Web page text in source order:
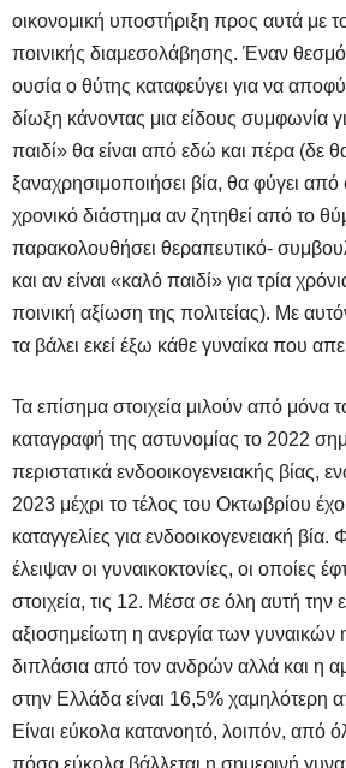
οικονομική υποστήριξη προς αυτά με
ποινικής διαμεσολάβησης. Έναν
ουσία ο θύτης καταφεύγει για να
δίωξη κάνοντας μια είδους συμφωνία
παιδί» θα είναι από εδώ και πέρα (δε
ξαναχρησιμοποιήσει βία, θα φύγει από
χρονικό διάστημα αν ζητηθεί από το
παρακολουθήσει θεραπευτικό-
και αν είναι «καλό παιδί» για τρία
ποινική αξίωση της πολιτείας). Με
τα βάλει εκεί έξω κάθε γυναίκα που
Τα επίσημα στοιχεία μιλούν από μόνα
καταγραφή της αστυνομίας το 2022
περιστατικά ενδοοικογενειακής βίας,
2023 μέχρι το τέλος του Οκτωβρίου
καταγγελίες για ενδοοικογενειακή βία.
έλειψαν οι γυναικοκτονίες, οι οποίες
στοιχεία, τις 12. Μέσα σε όλη αυτή την
αξιοσημείωτη η ανεργία των γυναικών
διπλάσια από τον ανδρών αλλά και η
στην Ελλάδα είναι 16,5% χαμηλότερη
Είναι εύκολα κατανοητό, λοιπόν, από
πόσο εύκολα βάλλεται η σημερινή